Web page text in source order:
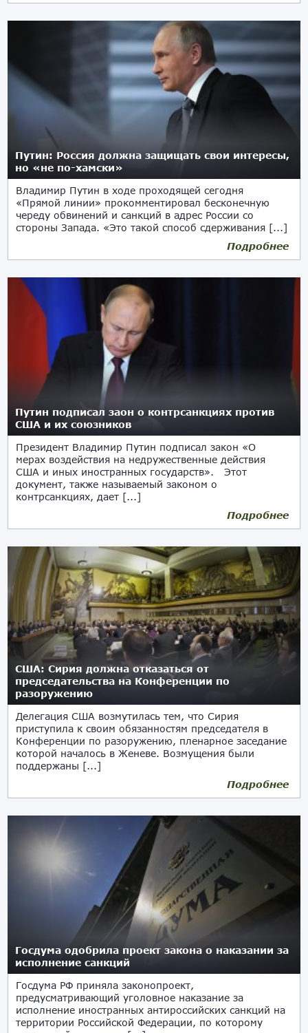
Путин: Россия должна защищать свои интересы,
но «не по-хамски»
Владимир Путин в ходе проходящей сегодня
«Прямой линии» прокомментировал бесконечную
череду обвинений и санкций в адрес России со
стороны Запада. «Это такой способ сдерживания [...]
Подробнее
Путин подписал заон о контрсанкциях против
США и их союзников
Президент Владимир Путин подписал закон «О
мерах воздействия на недружественные действия
США и иных иностранных государств». Этот
документ, также называемый законом о
контрсанкциях, дает [...]
Подробнее
США: Сирия должна отказаться от
председательства на Конференции по
разоружению
Делегация США возмутилась тем, что Сирия
приступила к своим обязанностям председателя в
Конференции по разоружению, пленарное заседание
которой началось в Женеве. Возмущения были
поддержаны [...]
Подробнее
Госдума одобрила проект закона о наказании за
исполнение санкций
Госдума РФ приняла законопроект,
предусматривающий уголовное наказание за
исполнение иностранных антироссийских санкций на
территории Российской Федерации, по которому